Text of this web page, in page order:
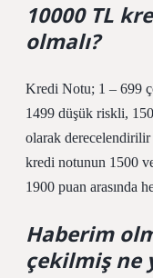
10000 TL
olmalı?
Kredi Notu; 1 – 699
1499 düşük riskli,
olarak
kredi notunun 1500
1900 puan arasında
Haberim
çekilmiş ne